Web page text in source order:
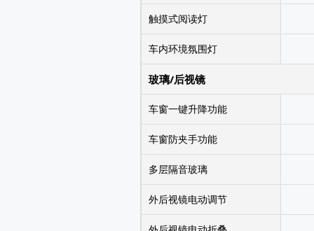
触摸式阅读灯
车内环境氛围灯
玻璃/后视镜
车窗一键升降功能
车窗防夹手功能
多层隔音玻璃
外后视镜电动调节